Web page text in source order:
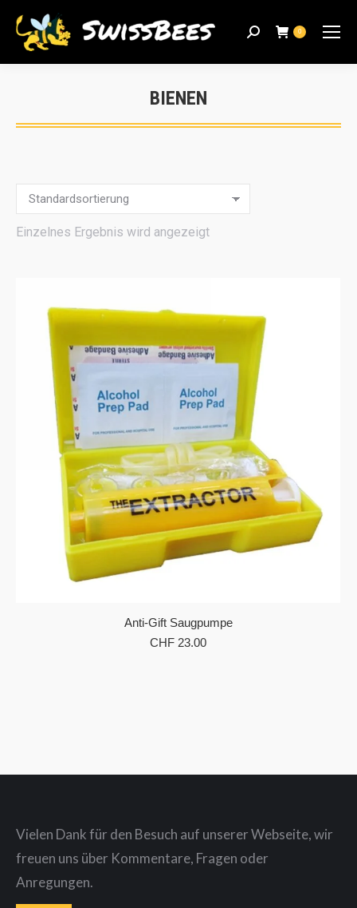
Search: 0
BIENEN
Sie befinden sich hier:
Einzelnes Ergebnis wird angezeigt
Anti-Gift Saugpumpe
CHF 23.00
Vielen Dank für den Besuch auf unserer Webseite, wir
freuen uns über Kommentare, Fragen oder
Anregungen.